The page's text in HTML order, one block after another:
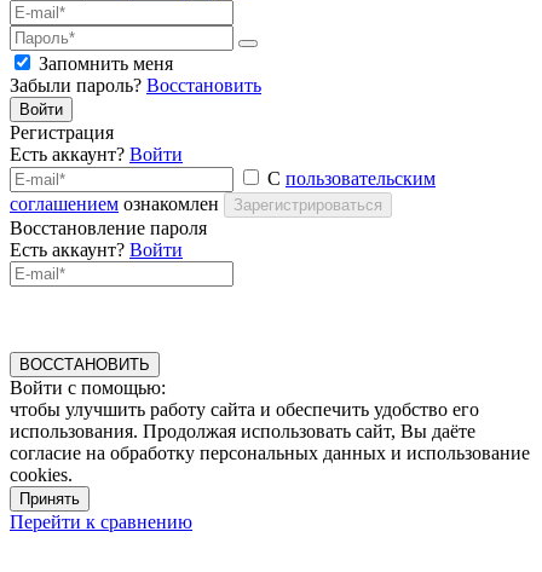
Запомнить меня
Забыли пароль? Восстановить
Войти
Регистрация
Есть аккаунт? Войти
С пользовательским
соглашением ознакомлен Зарегистрироваться
Восстановление пароля
Есть аккаунт? Войти
ВОССТАНОВИТЬ
Войти с помощью:
чтобы улучшить работу сайта и обеспечить удобство его
использования. Продолжая использовать сайт, Вы даёте
согласие на обработку персональных данных и использование
cookies.
Принять
Перейти к сравнению